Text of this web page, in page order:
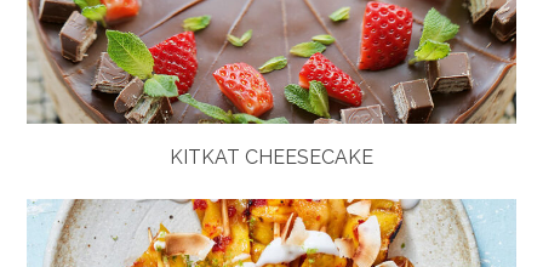
KITKAT CHEESECAKE